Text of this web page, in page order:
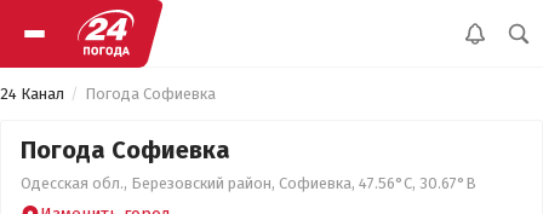
24 Канал Погода Софиевка
Погода Софиевка
Одесская обл., Березовский район, Софиевка, 47.56°С, 30.67°В